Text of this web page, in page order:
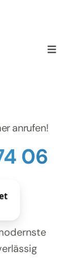
Toggle
anrufen!
06